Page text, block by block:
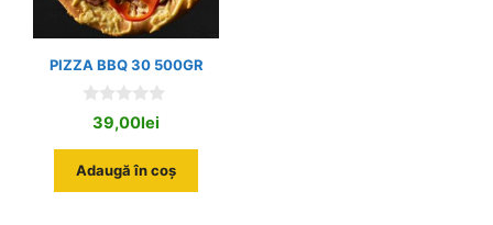
PIZZA BBQ 30 500GR
u
t
o
f
39,00lei
Adaugă în coș